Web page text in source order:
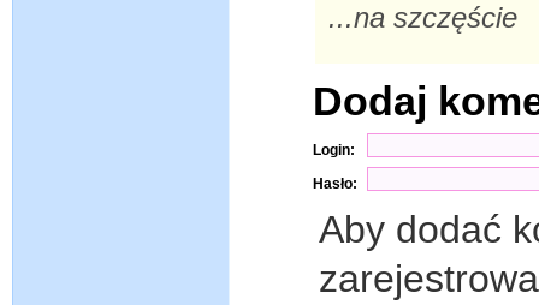
...na szczęście
Dodaj
Login:
Hasło:
Aby dodać